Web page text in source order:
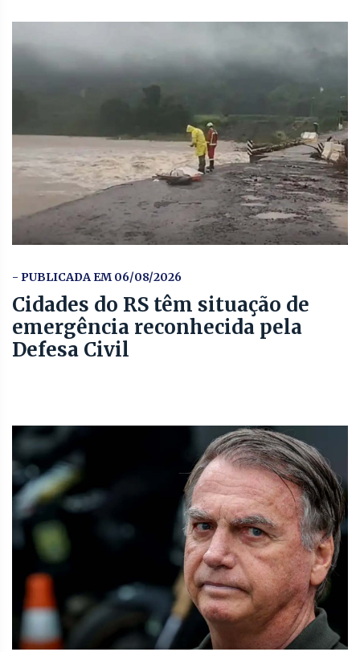
- PUBLICADA EM 06/08/2026
Cidades do RS têm situação de
emergência reconhecida pela
Defesa Civil